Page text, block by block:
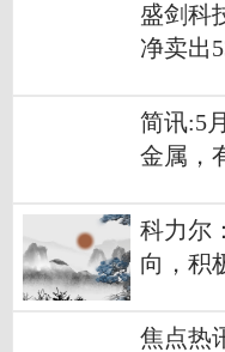
盛剑科
净卖出
简讯:5
金属，
科力尔
向，积
焦点热